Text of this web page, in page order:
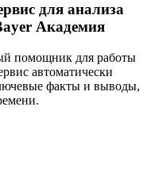
для анализа
Академия
помощник для работы
автоматически
факты и выводы,